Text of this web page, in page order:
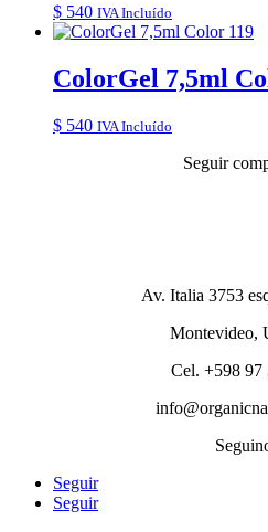
$ 540 IVA Incluído
ColorGel 7,5ml
$ 540 IVA Incluído
Seguir
Av. Italia 3753
Montevideo,
Cel. +598 97
Seguir
Seguir